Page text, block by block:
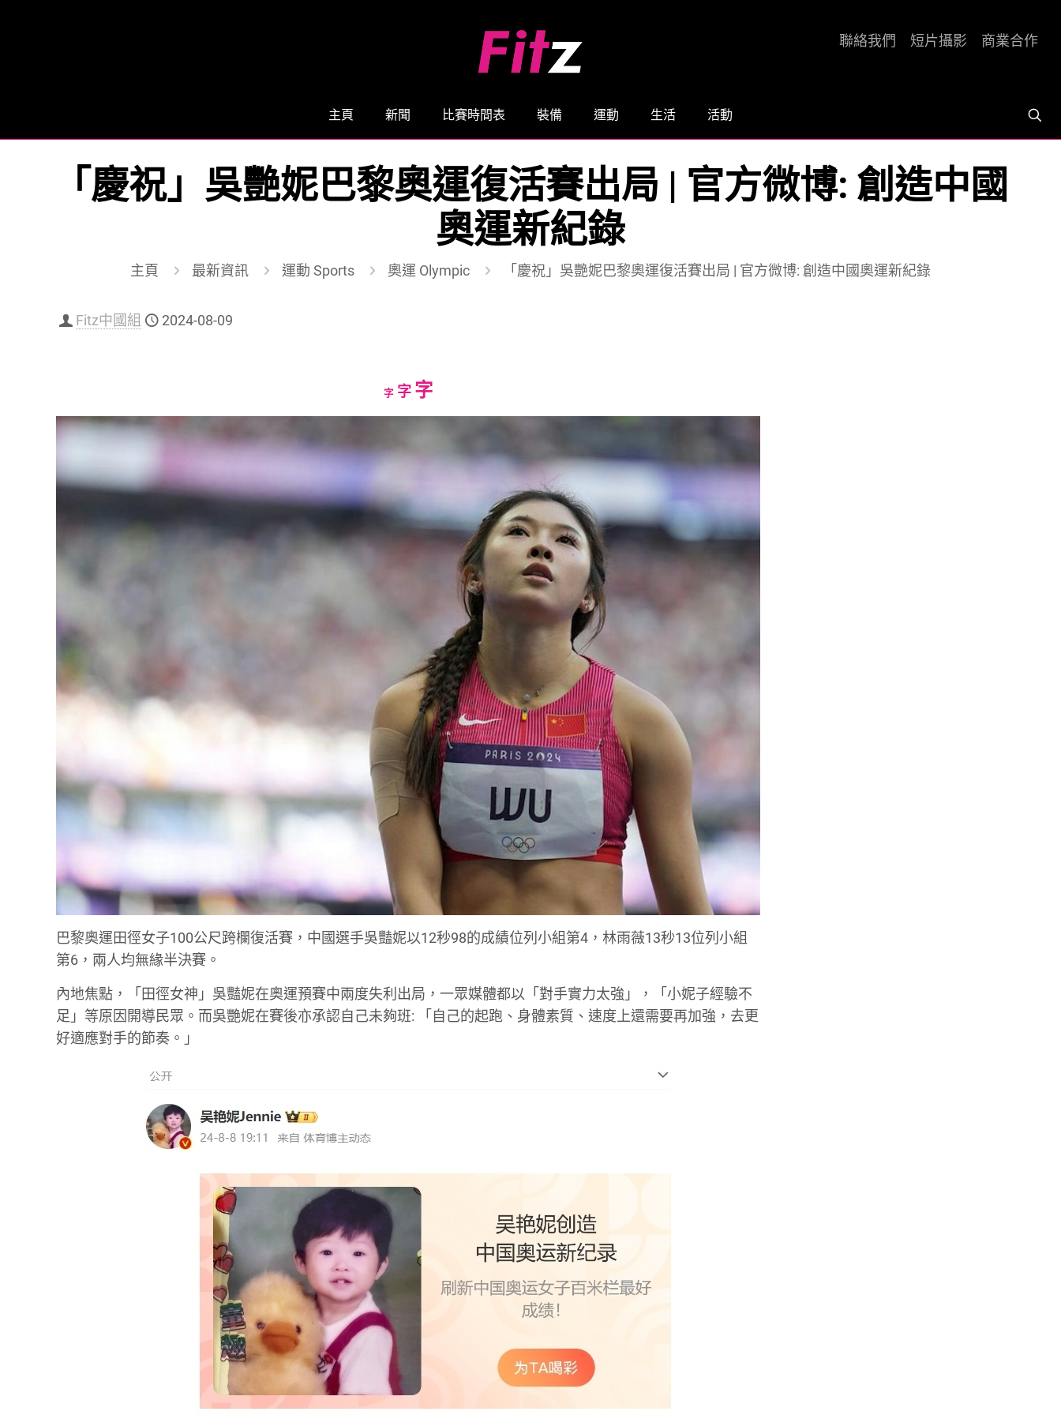
主頁 新聞 比賽時間表 裝備 運動 生活 活動
聯絡我們 短片攝影 商業合作
「慶祝」吳艷妮巴黎奧運復活賽出局 | 官方微博: 創造中國
奧運新紀錄
主頁 最新資訊 運動 Sports 奧運 Olympic 「慶祝」吳艷妮巴黎奧運復活賽出局 | 官方微博: 創造中國奧運新紀錄
Fitz中國組 2024-08-09
字Decrease
字Reset
字Increase
font
巴黎奧運田徑女子100公尺跨欄復活賽，中國選手吳豔妮以12秒98的成績位列小組第4，林雨薇13秒13位列小組
第6，兩人均無緣半決賽。
內地焦點，「田徑女神」吳豔妮在奧運預賽中兩度失利出局，一眾媒體都以「對手實力太強」，「小妮子經驗不
足」等原因開導民眾。而吳艷妮在賽後亦承認自己未夠班: 「自己的起跑、身體素質、速度上還需要再加強，去更
好適應對手的節奏。」